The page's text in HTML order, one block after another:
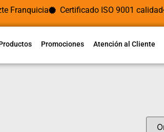
Franquicia Certificado ISO 9001 calidad
Promociones Atención al Cliente